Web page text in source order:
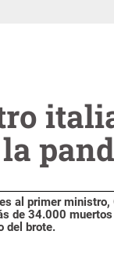
al primer
de 34.000
del brote.